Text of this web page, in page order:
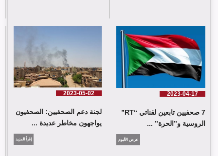
2023-04-17
7 صحفيين تابعين لقناتي “RT”
الروسية و”الحرة” ...
عرض الألبوم
2023-05-02
لجنة دعم الصحفيين: الصحفيون
يواجهون مخاطر عديدة ...
إقرأ المزيد